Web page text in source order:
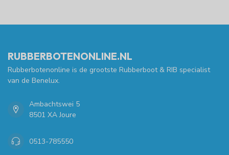
RUBBERBOTENONLINE.NL
Rubberbotenonline is de grootste Rubberboot & RIB specialist
van de Benelux.
Ambachtswei 5
8501 XA Joure
0513-785550